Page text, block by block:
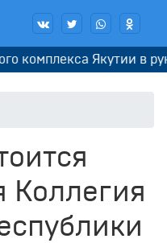
Якутии в
Коллегия